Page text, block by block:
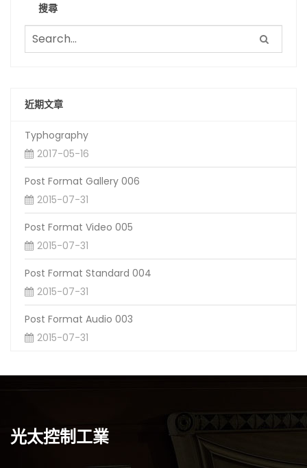
搜尋
近期文章
Typhography
2017-05-16
Post Format Gallery 006
2015-07-31
Post Format Video 005
2015-07-31
Post Format Standard 004
2015-07-31
Post Format Audio 003
2015-07-31
光太控制工業